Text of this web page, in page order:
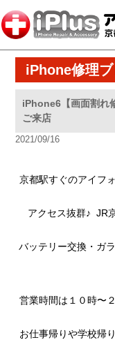
iPhone修理
iPhone6【画面割れ
ご来店
2021/09/16
京都駅すぐのアイフ
アクセス抜群♪ JR
バッテリー交換・ガ
営業時間は１０時〜
お仕事帰りや学校帰